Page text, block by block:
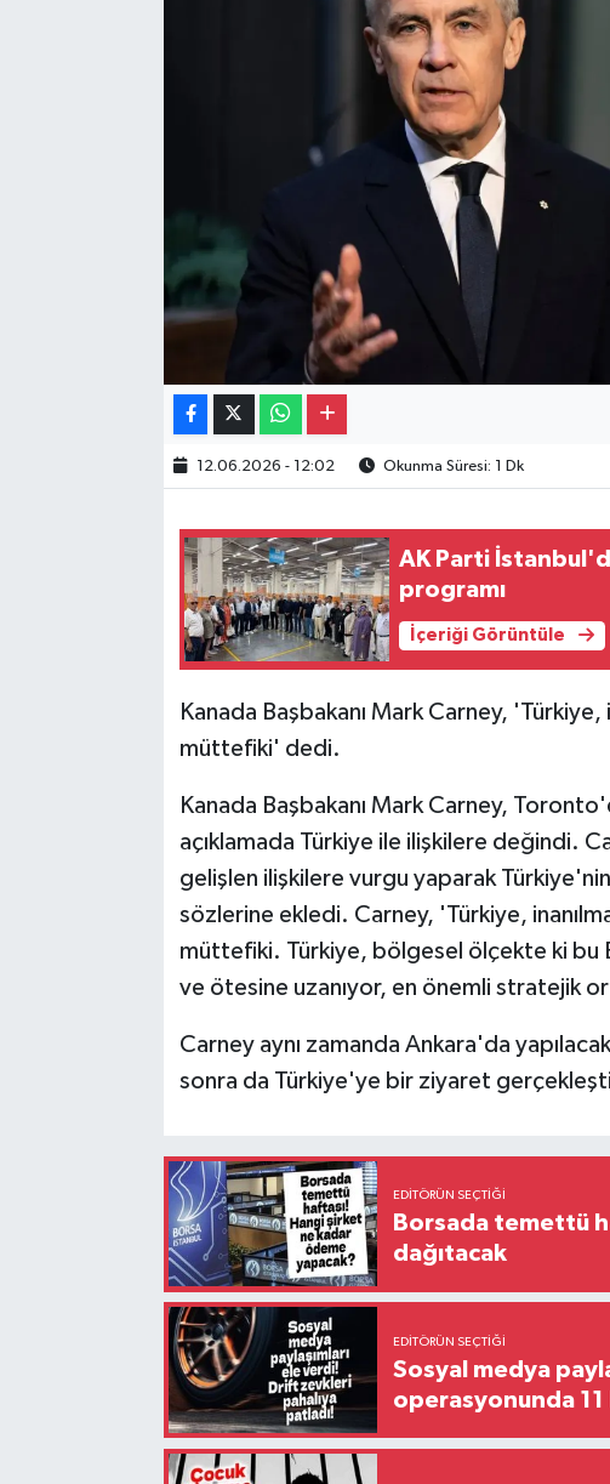
12.06.2026 - 12:02 Okunma Süresi: 1 Dk
AK Parti
programı
İçeriği Görüntüle
Kanada Başbakanı Mark Carney,
müttefiki' dedi.
Kanada Başbakanı Mark Carney,
açıklamada Türkiye ile ilişkilere değindi.
gelişlen ilişkilere vurgu yaparak
sözlerine ekledi. Carney, 'Türkiye,
müttefiki. Türkiye, bölgesel ölçekte ki bu
ve ötesine uzanıyor, en önemli stratejik
Carney aynı zamanda Ankara'da
sonra da Türkiye'ye bir ziyaret
EDITÖRÜN SEÇTIĞI
Borsada temettü
dağıtacak
EDITÖRÜN SEÇTIĞI
Sosyal medya
operasyonunda